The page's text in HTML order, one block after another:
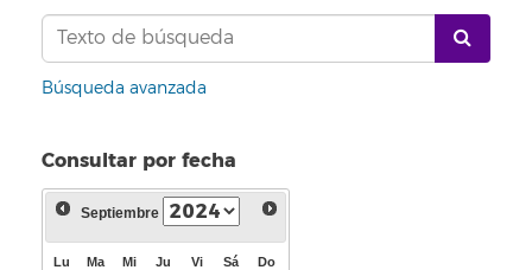
Búsqueda avanzada
Consultar por fecha
Septiembre
Lu Ma Mi Ju Vi Sá Do